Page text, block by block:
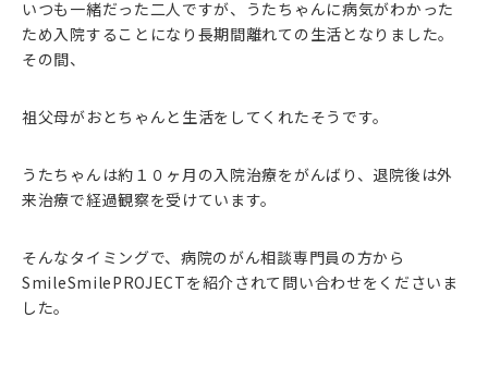
いつも一緒だった二人ですが、うたちゃんに病気がわかった
ため入院することになり長期間離れての生活となりました。
その間、
祖父母がおとちゃんと生活をしてくれたそうです。
うたちゃんは約１０ヶ月の入院治療をがんばり、退院後は外
来治療で経過観察を受けています。
そんなタイミングで、病院のがん相談専門員の方から
SmileSmilePROJECTを紹介されて問い合わせをくださいま
した。